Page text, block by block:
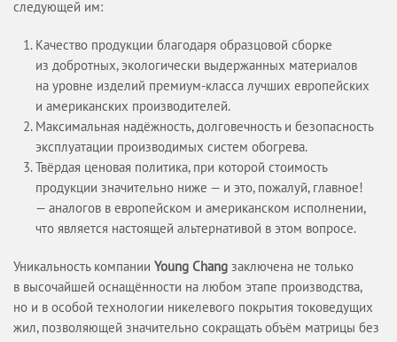
следующей им:
Качество продукции благодаря образцовой сборке
из добротных, экологически выдержанных материалов
на уровне изделий премиум-класса лучших европейских
и американских производителей.
Максимальная надёжность, долговечность и безопасность
эксплуатации производимых систем обогрева.
Твёрдая ценовая политика, при которой стоимость
продукции значительно ниже — и это, пожалуй, главное!
— аналогов в европейском и американском исполнении,
что является настоящей альтернативой в этом вопросе.
Уникальность компании Young Chang заключена не только
в высочайшей оснащённости на любом этапе производства,
но и в особой технологии никелевого покрытия токоведущих
жил, позволяющей значительно сокращать объём матрицы без